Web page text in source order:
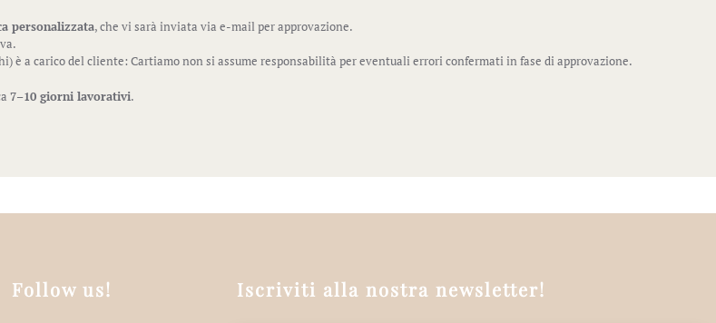
personalizzata, che vi sarà inviata via e-mail per approvazione.
è a carico del cliente: Cartiamo non si assume responsabilità per eventuali errori confermati in fase di approvazione.
7–10 giorni lavorativi.
Follow us! Iscriviti alla nostra newsletter!